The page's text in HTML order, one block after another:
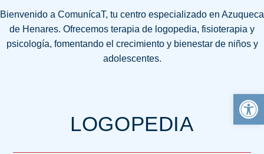
Abrir
Bienvenido a ComunícaT, tu centro especializado en Azuqueca
de Henares. Ofrecemos terapia de logopedia, fisioterapia y
psicología, fomentando el crecimiento y bienestar de niños y
adolescentes.
LOGOPEDIA